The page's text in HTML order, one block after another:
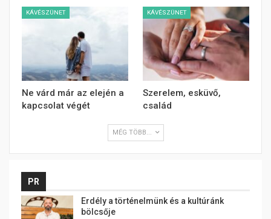
KÁVÉSZÜNET
Ne várd már az elején a
kapcsolat végét
KÁVÉSZÜNET
Szerelem, esküvő,
család
MÉG TÖBB...
PR
Erdély a történelmünk és a kultúránk
bölcsője